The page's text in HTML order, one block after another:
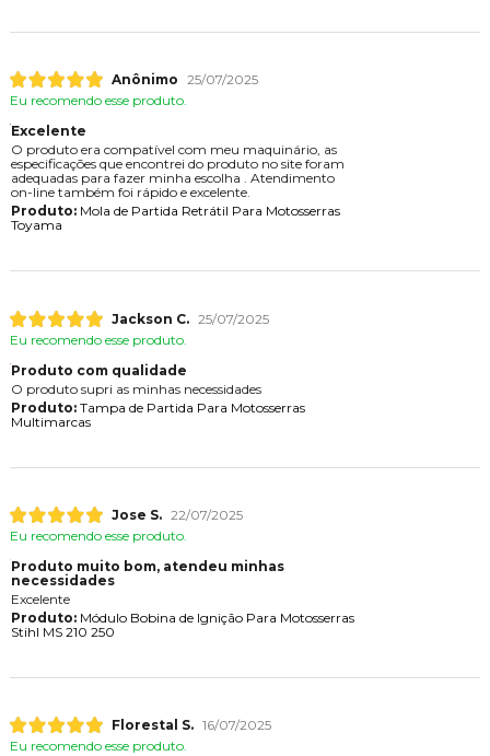
Anônimo 25/07/2025
Eu recomendo esse produto.
Excelente
O produto era compatível com meu maquinário, as
especificações que encontrei do produto no site foram
adequadas para fazer minha escolha . Atendimento
on-line também foi rápido e excelente.
Produto:Mola de Partida Retrátil Para Motosserras
Toyama
Jackson C. 25/07/2025
Eu recomendo esse produto.
Produto com qualidade
O produto supri as minhas necessidades
Produto:Tampa de Partida Para Motosserras
Multimarcas
Jose S. 22/07/2025
Eu recomendo esse produto.
Produto muito bom, atendeu minhas
necessidades
Excelente
Produto:Módulo Bobina de Ignição Para Motosserras
Stihl MS 210 250
Florestal S. 16/07/2025
Eu recomendo esse produto.